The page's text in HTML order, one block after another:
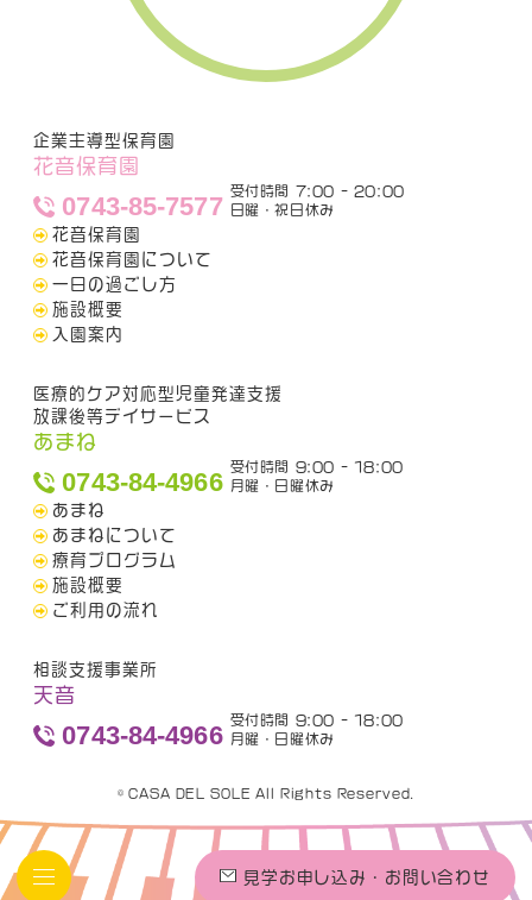
見学お申し込み・お問い合わせ
企業主導型保育園
花音保育園
0743-85-7577
受付時間 7:00 - 20:00
日曜・祝日休み
花音保育園
花音保育園について
一日の過ごし方
施設概要
入園案内
医療的ケア対応型児童発達支援
放課後等デイサービス
あまね
0743-84-4966
受付時間 9:00 - 18:00
月曜・日曜休み
あまね
あまねについて
療育プログラム
施設概要
ご利用の流れ
相談支援事業所
天音
0743-84-4966
受付時間 9:00 - 18:00
月曜・日曜休み
© CASA DEL SOLE All Rights Reserved.